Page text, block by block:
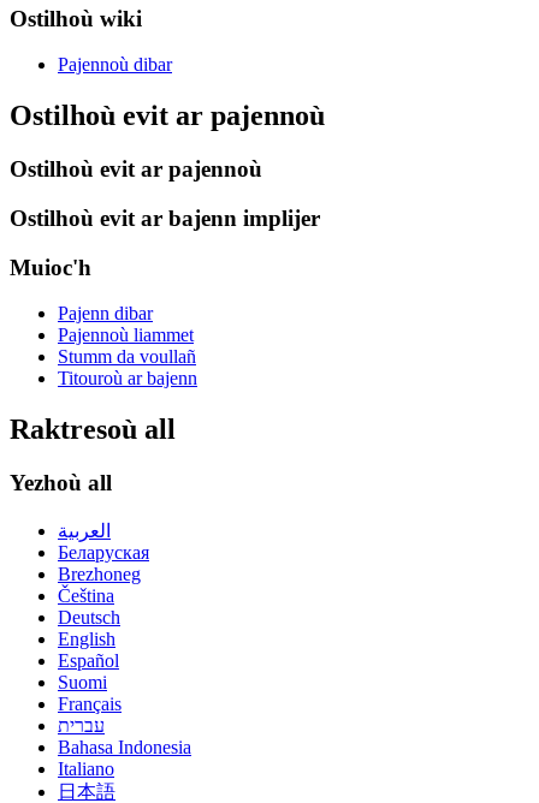
Ostilhoù wiki
Pajennoù dibar
Ostilhoù evit ar pajennoù
Ostilhoù evit ar pajennoù
Ostilhoù evit ar bajenn implijer
Muioc'h
Pajenn dibar
Pajennoù liammet
Stumm da voullañ
Titouroù ar bajenn
Raktresoù all
Yezhoù all
العربية
Беларуская
Brezhoneg
Čeština
Deutsch
English
Español
Suomi
Français
עברית
Bahasa Indonesia
Italiano
日本語